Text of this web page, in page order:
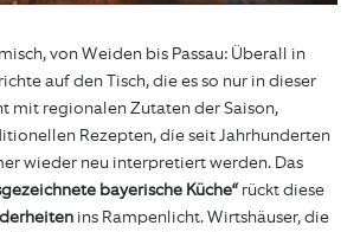
von Weiden bis Passau: Überall in
auf den Tisch, die es so nur in dieser
mit regionalen Zutaten der Saison,
Rezepten, die seit Jahrhunderten
wieder neu interpretiert werden. Das
bayerische Küche“rückt diese
ins Rampenlicht. Wirtshäuser, die